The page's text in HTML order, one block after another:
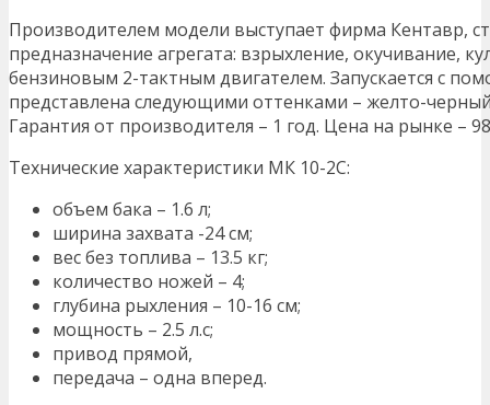
Производителем модели выступает фирма Кентавр,
предназначение агрегата: взрыхление, окучивание,
бензиновым 2-тактным двигателем. Запускается с
представлена следующими оттенками – желто-
Гарантия от производителя – 1 год. Цена на рынке –
Технические характеристики МК 10-2С:
объем бака – 1.6 л;
ширина захвата -24 см;
вес без топлива – 13.5 кг;
количество ножей – 4;
глубина рыхления – 10-16 см;
мощность – 2.5 л.с;
привод прямой,
передача – одна вперед.